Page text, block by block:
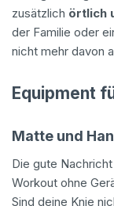
zusätzlich örtlich
der Familie oder
nicht mehr davon
Equipment
Matte und
Die gute
Workout ohne
Sind deine Knie